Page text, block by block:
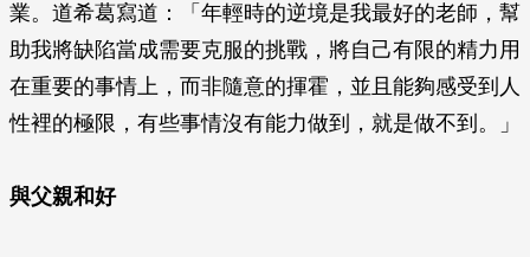
業。道希葛寫道：「年輕時的逆境是我最好的老師，幫
助我將缺陷當成需要克服的挑戰，將自己有限的精力用
在重要的事情上，而非隨意的揮霍，並且能夠感受到人
性裡的極限，有些事情沒有能力做到，就是做不到。」
與父親和好